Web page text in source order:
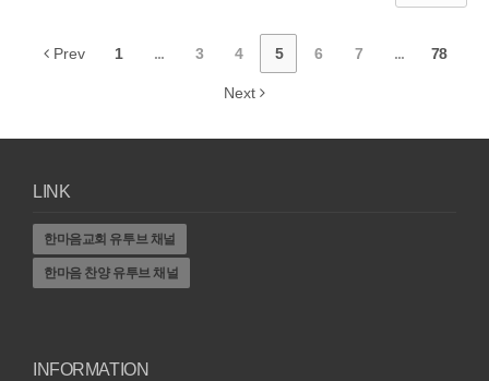
Prev 1 ... 3 4 5 6 7 ... 78
Next
LINK
한마음교회 유투브 채널
한마음 찬양 유투브 채널
INFORMATION